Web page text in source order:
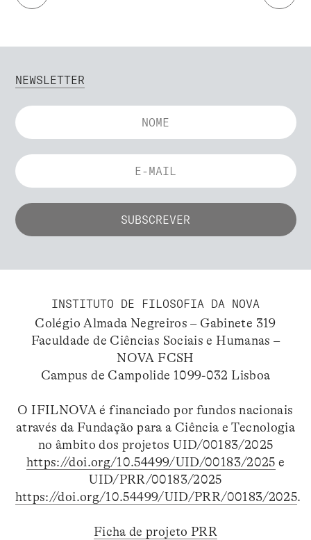
NEWSLETTER
INSTITUTO DE FILOSOFIA DA NOVA
Colégio Almada Negreiros – Gabinete 319
Faculdade de Ciências Sociais e Humanas –
NOVA FCSH
Campus de Campolide 1099-032 Lisboa
O IFILNOVA é financiado por fundos nacionais
através da Fundação para a Ciência e Tecnologia
no âmbito dos projetos UID/00183/2025
https://doi.org/10.54499/UID/00183/2025 e
UID/PRR/00183/2025
https://doi.org/10.54499/UID/PRR/00183/2025.
Ficha de projeto PRR